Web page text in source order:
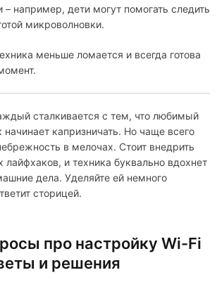
– например, дети могут помогать следить
микроволновки.
меньше ломается и всегда готова
сталкивается с тем, что любимый
капризничать. Но чаще всего
в мелочах. Стоит внедрить
лайфхаков, и техника буквально вдохнет
дела. Уделяйте ей немного
сторицей.
про настройку Wi-Fi
и решения